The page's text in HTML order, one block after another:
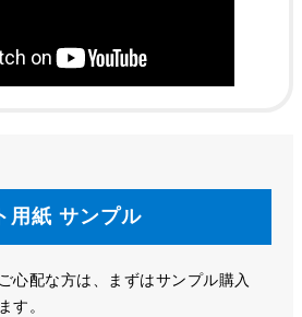
用紙 サンプル
心配な方は、まずはサンプル購入
す。